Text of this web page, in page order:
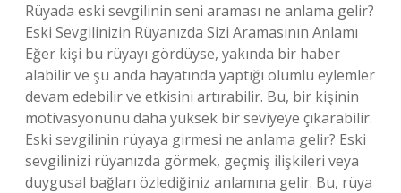
Rüyada eski sevgilinin seni araması ne anlama gelir?
Eski Sevgilinizin Rüyanızda Sizi Aramasının Anlamı
Eğer kişi bu rüyayı gördüyse, yakında bir haber
alabilir ve şu anda hayatında yaptığı olumlu eylemler
devam edebilir ve etkisini artırabilir. Bu, bir kişinin
motivasyonunu daha yüksek bir seviyeye çıkarabilir.
Eski sevgilinin rüyaya girmesi ne anlama gelir? Eski
sevgilinizi rüyanızda görmek, geçmiş ilişkileri veya
duygusal bağları özlediğiniz anlamına gelir. Bu, rüya